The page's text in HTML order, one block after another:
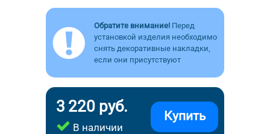
Обратите внимание! Перед
установкой изделия необходимо
снять декоративные накладки,
если они присутствуют
3 220 руб.
В наличии
Купить